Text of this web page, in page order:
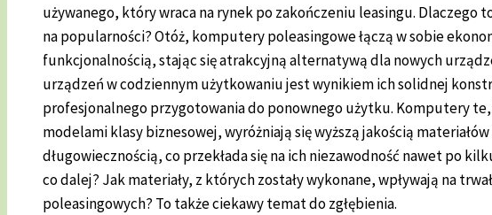
używanego, który wraca na rynek po zakończeniu leasingu. Dlaczego
na popularności? Otóż, komputery poleasingowe łączą w sobie
funkcjonalnością, stając się atrakcyjną alternatywą dla nowych
urządzeń w codziennym użytkowaniu jest wynikiem ich solidnej
profesjonalnego przygotowania do ponownego użytku. Komputery
modelami klasy biznesowej, wyróżniają się wyższą jakością materiałów
długowiecznością, co przekłada się na ich niezawodność nawet po
co dalej? Jak materiały, z których zostały wykonane, wpływają na
poleasingowych? To także ciekawy temat do zgłębienia.